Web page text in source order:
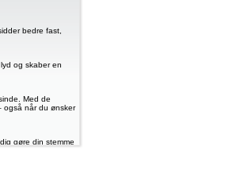
bedre fast,
og skaber en
Med de
også når du ønsker
gøre din stemme
lyd virker dine